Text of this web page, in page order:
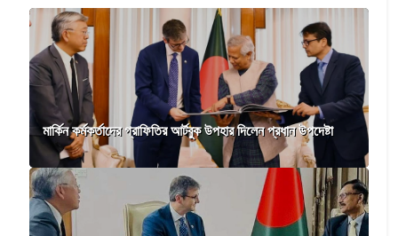
মার্কিন কর্মকর্তাদের গ্রাফিতির আর্টবুক উপহার দিলেন প্রধান উপদেষ্টা